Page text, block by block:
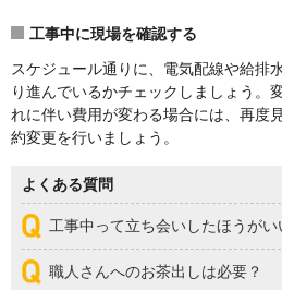
工事中に現場を確認する
スケジュール通りに、電気配線や給排
り進んでいるかチェックしましょう。
れに伴い費用が変わる場合には、再度
約変更を行いましょう。
よくある質問
工事中って立ち会いしたほうがい
職人さんへのお茶出しは必要？